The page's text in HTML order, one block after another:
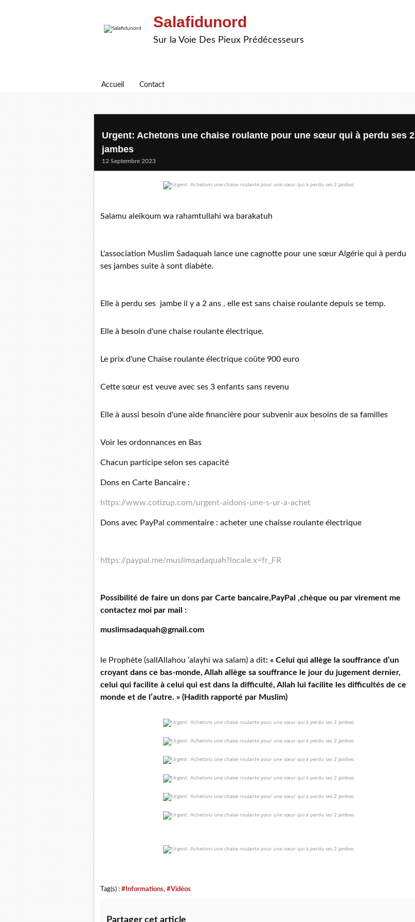
Salafidunord
Sur la Voie Des Pieux Prédécesseurs
Accueil Contact
Urgent: Achetons une chaise roulante pour une sœur qui à perdu ses 2
jambes
12 Septembre 2023
Salamu aleikoum wa rahamtullahi wa barakatuh
L'association Muslim Sadaquah lance une cagnotte pour une sœur Algérie qui à perdu
ses jambes suite à sont diabète.
Elle à perdu ses jambe il y a 2 ans , elle est sans chaise roulante depuis se temp.
Elle à besoin d'une chaise roulante électrique.
Le prix d'une Chaise roulante électrique coûte 900 euro
Cette sœur est veuve avec ses 3 enfants sans revenu
Elle à aussi besoin d'une aide financière pour subvenir aux besoins de sa familles
Voir les ordonnances en Bas
Chacun participe selon ses capacité
Dons en Carte Bancaire :
https://www.cotizup.com/urgent-aidons-une-s-ur-a-achet
Dons avec PayPal commentaire : acheter une chaisse roulante électrique
https://paypal.me/muslimsadaquah?locale.x=fr_FR
Possibilité de faire un dons par Carte bancaire,PayPal ,chèque ou par virement me
contactez moi par mail :
muslimsadaquah@gmail.com
le Prophète (sallAllahou ‘alayhi wa salam) a dit: « Celui qui allège la souffrance d’un
croyant dans ce bas-monde, Allah allège sa souffrance le jour du jugement dernier,
celui qui facilite à celui qui est dans la difficulté, Allah lui facilite les difficultés de ce
monde et de l’autre. » (Hadith rapporté par Muslim)
Tag(s) : #Informations, #Vidéos
Partager cet article